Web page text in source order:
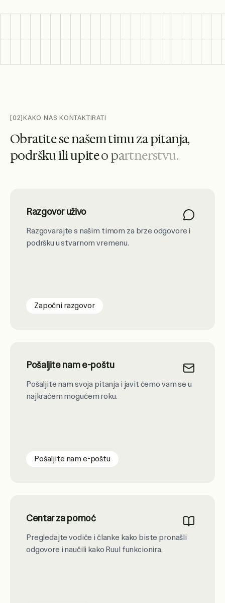
[02]KAKO NAS KONTAKTIRATI
Obratitesenašemtimuzapitanja,
podrškuiliupiteopartnerstvu.
Razgovor uživo
Razgovarajte s našim timom za brze odgovore i
podršku u stvarnom vremenu.
Započni razgovor
Pošaljite nam e-poštu
Pošaljite nam svoja pitanja i javit ćemo vam se u
najkraćem mogućem roku.
Pošaljite nam e-poštu
Centar za pomoć
Pregledajte vodiče i članke kako biste pronašli
odgovore i naučili kako Ruul funkcionira.